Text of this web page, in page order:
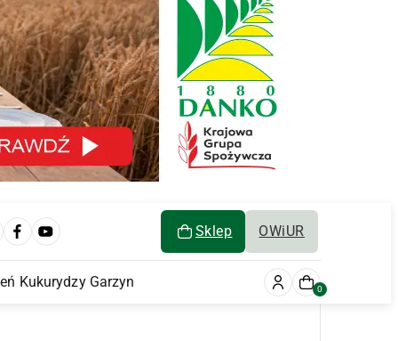
Sklep OWiUR
Kukurydzy Garzyn 0